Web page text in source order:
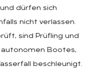
dürfen sich
nicht verlassen.
sind Prüfling und
autonomen Bootes,
beschleunigt.